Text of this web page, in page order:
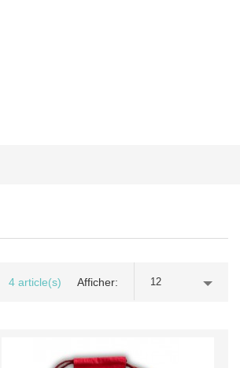
4 article(s) Afficher 12